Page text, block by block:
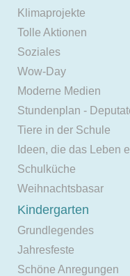
Klimaprojekte
Tolle Aktionen
Soziales
Wow-Day
Moderne Medien
Stundenplan -
Tiere in der Schule
Ideen, die das Leben
Schulküche
Weihnachtsbasar
Kindergarten
Grundlegendes
Jahresfeste
Schöne Anregungen